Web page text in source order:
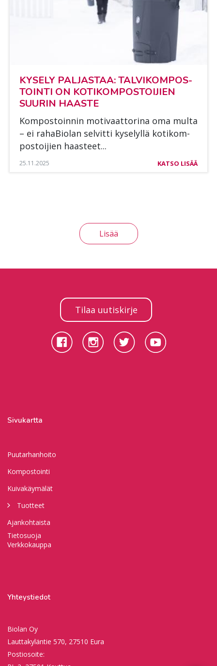
KY­SE­LY PAL­JAS­TAA: TAL­VI­KOM­POS­
TOIN­TI ON KO­TI­KOM­POS­TOI­JIEN
SUU­RIN HAAS­TE
Kom­pos­toin­nin mo­ti­vaat­to­ri­na oma mul­ta
– ei ra­ha­Bio­lan sel­vit­ti ky­se­lyl­lä ko­ti­kom­
pos­toi­jien haas­teet...
25.11.2025 KATSO LISÄÄ
Lisää
Tilaa uutiskirje
Sivukartta
Puutarhanhoito
Kompostointi
Kuivakäymälät
Tuotteet
Ajankohtaista
Tietosuoja
Verkkokauppa
Yhteystiedot
Biolan Oy
Lauttakyläntie 570, 27510 Eura
Postiosoite:
S
Hi there! How can we help you